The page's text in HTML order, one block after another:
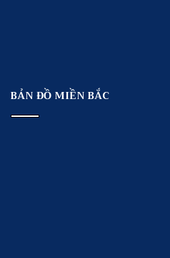
BẢN ĐỒ MIỀN BẮC